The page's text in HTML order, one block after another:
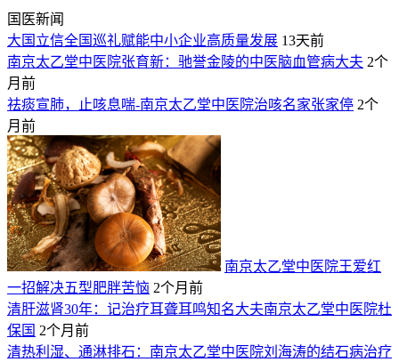
国医新闻
大国立信全国巡礼赋能中小企业高质量发展 13天前
南京太乙堂中医院张育新：驰誉金陵的中医脑血管病大夫 2个
月前
祛痰宣肺，止咳息喘-南京太乙堂中医院治咳名家张家停 2个
月前
南京太乙堂中医院王爱红
一招解决五型肥胖苦恼 2个月前
清肝滋肾30年：记治疗耳聋耳鸣知名大夫南京太乙堂中医院杜
保国 2个月前
清热利湿、通淋排石：南京太乙堂中医院刘海涛的结石病治疗